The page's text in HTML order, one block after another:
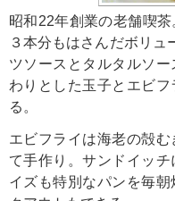
昭和22年創業の老舗喫
３本分もはさんだボリュ
ツソースとタルタルソ
わりとした玉子とエビ
る。
エビフライは海老の殻
て手作り。サンドイッ
イズも特別なパンを毎